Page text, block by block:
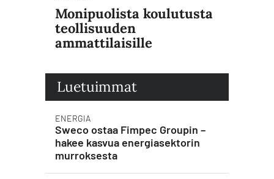
Monipuolista koulutusta
teollisuuden
ammattilaisille
Luetuimmat
ENERGIA
Sweco ostaa Fimpec Groupin –
hakee kasvua energiasektorin
murroksesta